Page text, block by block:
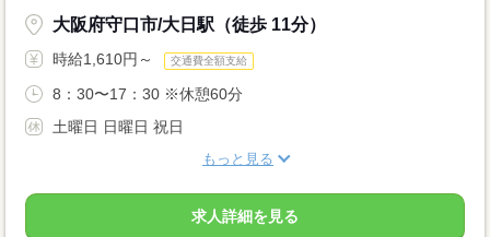
大阪府守口市/大日駅（徒歩 11分）
時給1,610円～ 交通費全額支給
8：30〜17：30 ※休憩60分
土曜日 日曜日 祝日
もっと見る
求人詳細を見る